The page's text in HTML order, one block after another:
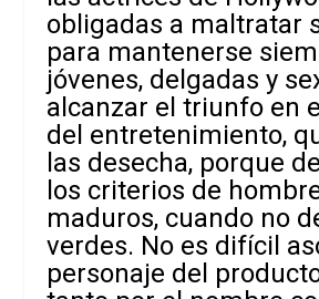
obligadas a maltratar
para mantenerse
jóvenes, delgadas y
alcanzar el triunfo en
del entretenimiento,
las desecha, porque
los criterios de
maduros, cuando no
verdes. No es difícil
personaje del